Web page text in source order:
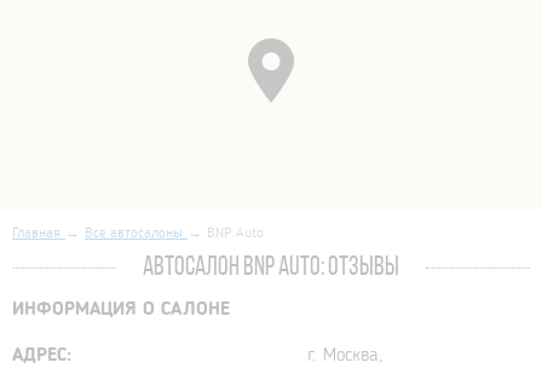
Главная Все автосалоны BNP Auto
АВТОСАЛОН BNP AUTO: ОТЗЫВЫ
ИНФОРМАЦИЯ О САЛОНЕ
АДРЕС:
г. Москва,